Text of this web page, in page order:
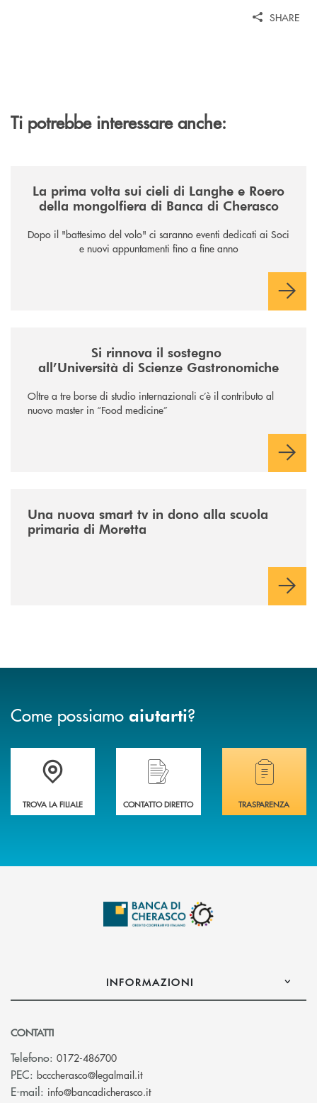
SHARE
Ti potrebbe interessare anche:
La prima volta sui cieli di Langhe e Roero
della mongolfiera di Banca di Cherasco
Dopo il "battesimo del volo" ci saranno eventi dedicati ai Soci
e nuovi appuntamenti fino a fine anno
Si rinnova il sostegno
all’Università di Scienze Gastronomiche
Oltre a tre borse di studio internazionali c’è il contributo al
nuovo master in “Food medicine”
Una nuova smart tv in dono alla scuola
primaria di Moretta
Come possiamo aiutarti?
Accedi all' elenco completo delle filiali .
TROVA LA FILIALE
Hai bisogno di assistenza immediata?
CONTATTO DIRETTO
Hai bisogno di
TRASPARENZA
INFORMAZIONI
CONTATTI
Telefono: 0172-486700
PEC: bcccherasco@legalmail.it(si apre l’app di posta elettronica)
E-mail: info@bancadicherasco.it(si apre l’app di posta elettronica)